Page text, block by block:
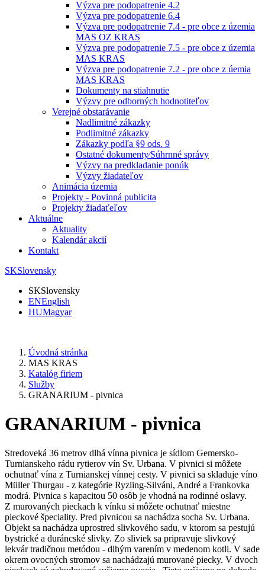
Výzva pre podopatrenie 4.2
Výzva pre podopatrenie 6.4
Výzva pre podopatrenie 7.4 - pre obce z územia
MAS OZ KRAS
Výzva pre podopatrenie 7.5 - pre obce z územia
MAS KRAS
Výzva pre podopatrenie 7.2 - pre obce z úemia
MAS KRAS
Dokumenty na stiahnutie
Výzvy pre odborných hodnotiteľov
Verejné obstarávanie
Nadlimitné zákazky
Podlimitné zákazky
Zákazky podľa §9 ods. 9
Ostatné dokumenty⁄Súhrnné správy
Výzvy na predkladanie ponúk
Výzvy žiadateľov
Animácia územia
Projekty - Povinná publicita
Projekty žiadaťeľov
Aktuálne
Aktuality
Kalendár akcií
Kontakt
SKSlovensky
SKSlovensky
ENEnglish
HUMagyar
Úvodná stránka
MAS KRAS
Katalóg firiem
Služby
GRANARIUM - pivnica
GRANARIUM - pivnica
Stredoveká 36 metrov dlhá vínna pivnica je sídlom Gemersko-
Turnianskeho rádu rytierov vín Sv. Urbana. V pivnici si môžete
ochutnať vína z Turnianskej vínnej cesty. V pivnici sa skladuje víno
Müller Thurgau - z kategórie Ryzling-Silváni, André a Frankovka
modrá. Pivnica s kapacitou 50 osôb je vhodná na rodinné oslavy.
Z murovaných pieckach k vínku si môžete ochutnať miestne
pieckové špeciality. Pred pivnicou sa nachádza socha Sv. Urbana.
Objekt sa nachádza uprostred slivkového sadu, v ktorom sa pestujú
bystrické a duráncské slivky. Zo sliviek sa pripravuje slivkový
lekvár tradičnou metódou - dlhým varením v medenom kotli. V sade
okrem ovocných stromov sa nachádzajú murované piecky. V dvoch